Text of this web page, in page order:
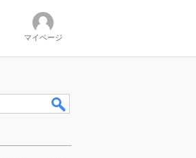
マイページ